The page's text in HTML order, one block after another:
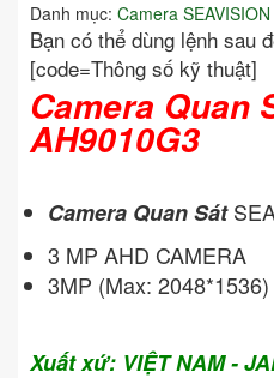
Danh mục: Camera SEAVISION
Bạn có thể dùng lệnh sau
[code=Thông số kỹ thuật]
Camera Quan
AH9010G3
Camera Quan Sát
3 MP AHD CAMERA
3MP (Max: 2048*1536)
Xuất xứ: VIỆT NAM -